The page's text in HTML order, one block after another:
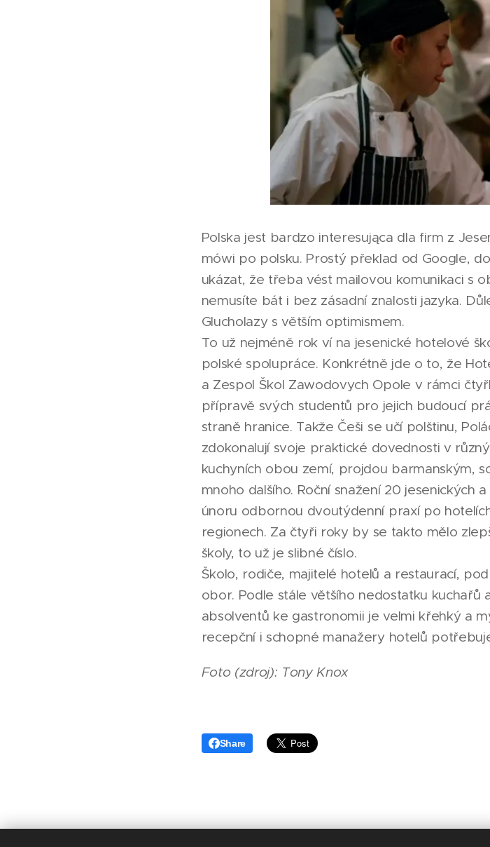
Polska jest bardzo interesująca dla firm z
mówi po polsku. Prostý překlad od Google,
ukázat, že třeba vést mailovou komunikaci s
nemusíte bát i bez zásadní znalosti jazyka.
Glucholazy s větším optimismem.
To už nejméně rok ví na jesenické hotelové
polské spolupráce. Konkrétně jde o to, že
a Zespol Škol Zawodovych Opole v rámci
přípravě svých studentů pro jejich budoucí
straně hranice. Takže Češi se učí polštinu,
zdokonalují svoje praktické dovednosti v
kuchyních obou zemí, projdou barmanským,
mnoho dalšího. Roční snažení 20 jesenických
únoru odbornou dvoutýdenní praxí po
regionech. Za čtyři roky by se takto mělo
školy, to už je slibné číslo.
Školo, rodiče, majitelé hotelů a restaurací,
obor. Podle stále většího nedostatku kuchařů
absolventů ke gastronomii je velmi křehký a
recepční i schopné manažery hotelů
Foto (zdroj): Tony Knox
Share